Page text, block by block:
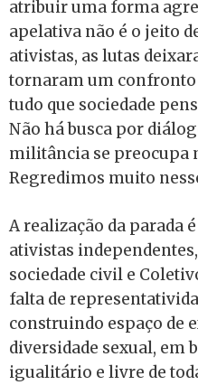
atribuir uma forma
apelativa não é o jeito
ativistas, as lutas
tornaram um confronto
tudo que sociedade
Não há busca por
militância se preocupa
Regredimos muito
A realização da parada
ativistas
sociedade civil e
falta de
construindo espaço de
diversidade sexual, em
igualitário e livre de